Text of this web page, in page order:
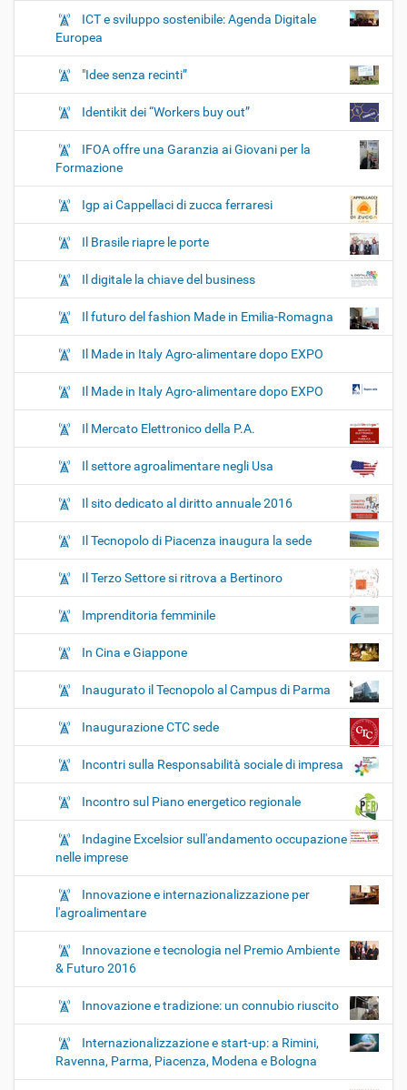
ICT e sviluppo sostenibile: Agenda Digitale
Europea
"Idee senza recinti”
Identikit dei “Workers buy out”
IFOA offre una Garanzia ai Giovani per la
Formazione
Igp ai Cappellaci di zucca ferraresi
Il Brasile riapre le porte
Il digitale la chiave del business
Il futuro del fashion Made in Emilia-Romagna
Il Made in Italy Agro-alimentare dopo EXPO
Il Made in Italy Agro-alimentare dopo EXPO
Il Mercato Elettronico della P.A.
Il settore agroalimentare negli Usa
Il sito dedicato al diritto annuale 2016
Il Tecnopolo di Piacenza inaugura la sede
Il Terzo Settore si ritrova a Bertinoro
Imprenditoria femminile
In Cina e Giappone
Inaugurato il Tecnopolo al Campus di Parma
Inaugurazione CTC sede
Incontri sulla Responsabilità sociale di impresa
Incontro sul Piano energetico regionale
Indagine Excelsior sull'andamento occupazione
nelle imprese
Innovazione e internazionalizzazione per
l'agroalimentare
Innovazione e tecnologia nel Premio Ambiente
& Futuro 2016
Innovazione e tradizione: un connubio riuscito
Internazionalizzazione e start-up: a Rimini,
Ravenna, Parma, Piacenza, Modena e Bologna